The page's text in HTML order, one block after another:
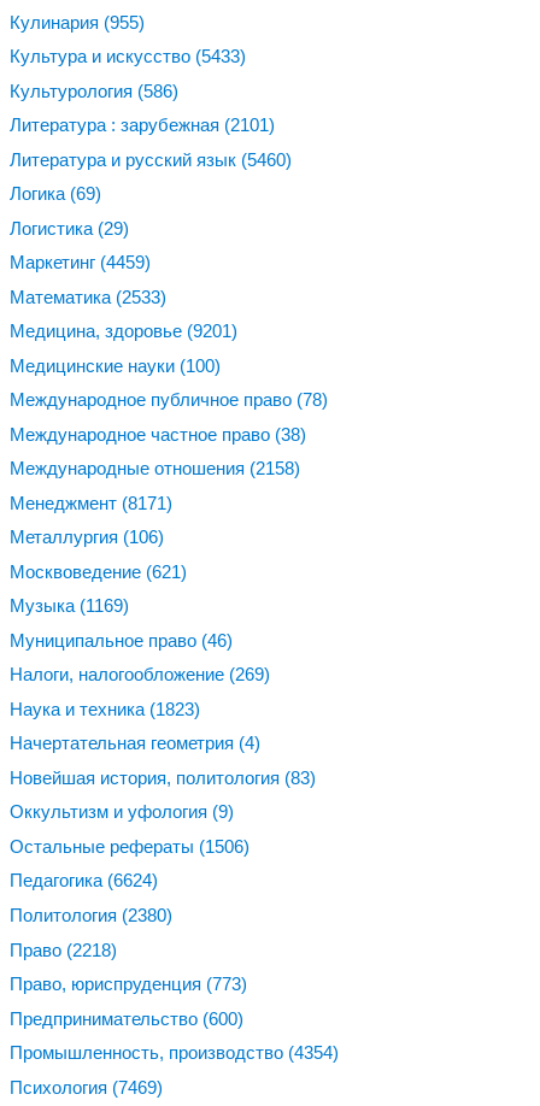
Кулинария (955)
Культура и искусство (5433)
Культурология (586)
Литература : зарубежная (2101)
Литература и русский язык (5460)
Логика (69)
Логистика (29)
Маркетинг (4459)
Математика (2533)
Медицина, здоровье (9201)
Медицинские науки (100)
Международное публичное право (78)
Международное частное право (38)
Международные отношения (2158)
Менеджмент (8171)
Металлургия (106)
Москвоведение (621)
Музыка (1169)
Муниципальное право (46)
Налоги, налогообложение (269)
Наука и техника (1823)
Начертательная геометрия (4)
Новейшая история, политология (83)
Оккультизм и уфология (9)
Остальные рефераты (1506)
Педагогика (6624)
Политология (2380)
Право (2218)
Право, юриспруденция (773)
Предпринимательство (600)
Промышленность, производство (4354)
Психология (7469)